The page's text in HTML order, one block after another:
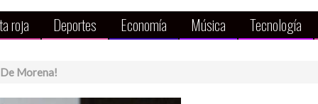
roja Deportes Economía Música Tecnología
Morena!